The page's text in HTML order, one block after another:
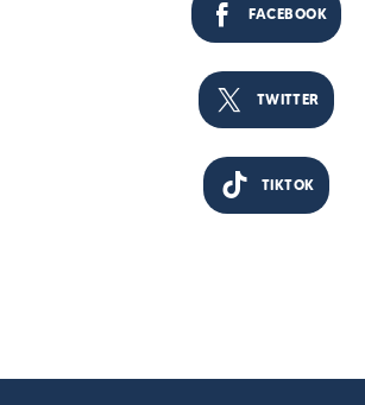
FACEBOOK
TWITTER
TIKTOK